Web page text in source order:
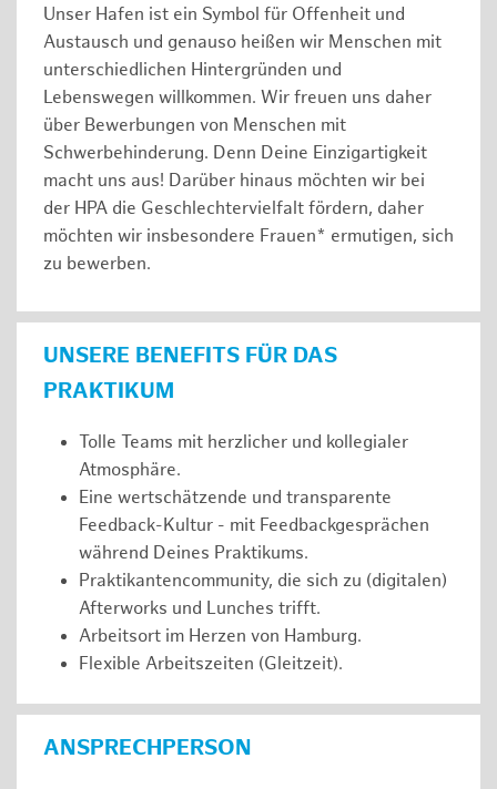
Unser Hafen ist ein Symbol für Offenheit und
Austausch und genauso heißen wir Menschen mit
unterschiedlichen Hintergründen und
Lebenswegen willkommen. Wir freuen uns daher
über Bewerbungen von Menschen mit
Schwerbehinderung. Denn Deine Einzigartigkeit
macht uns aus! Darüber hinaus möchten wir bei
der HPA die Geschlechtervielfalt fördern, daher
möchten wir insbesondere Frauen* ermutigen, sich
zu bewerben.
UNSERE BENEFITS FÜR DAS
PRAKTIKUM
Tolle Teams mit herzlicher und kollegialer
Atmosphäre.
Eine wertschätzende und transparente
Feedback-Kultur - mit Feedbackgesprächen
während Deines Praktikums.
Praktikantencommunity, die sich zu (digitalen)
Afterworks und Lunches trifft.
Arbeitsort im Herzen von Hamburg.
Flexible Arbeitszeiten (Gleitzeit).
ANSPRECHPERSON